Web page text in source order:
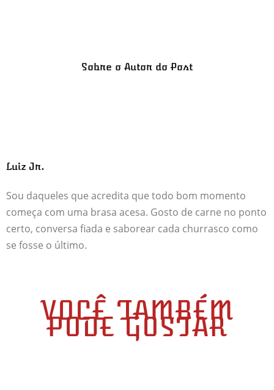
Sobre o Autor do Post
Luiz Jr.
Sou daqueles que acredita que todo bom momento
começa com uma brasa acesa. Gosto de carne no ponto
certo, conversa fiada e saborear cada churrasco como
se fosse o último.
VOCÊ TAMBÉM
PODE GOSTAR